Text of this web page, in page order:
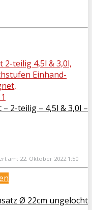
2-teilig – 4,5l & 3,0l –
am: 22. Oktober 2022 1:50
Ø 22cm ungelocht